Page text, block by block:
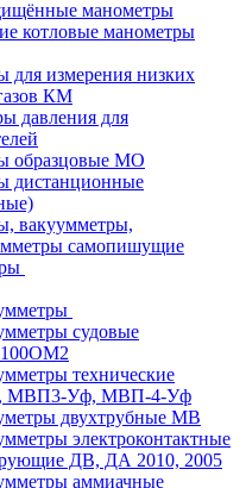
манометры
котловые манометры
для измерения низких
КМ
давления для
образцовые МО
дистанционные
вакуумметры,
самопишущие
судовые
технические
МВП3-Уф, МВП-4-Уф
двухтрубные МВ
электроконтактные
ДВ, ДА 2010, 2005
аммиачные